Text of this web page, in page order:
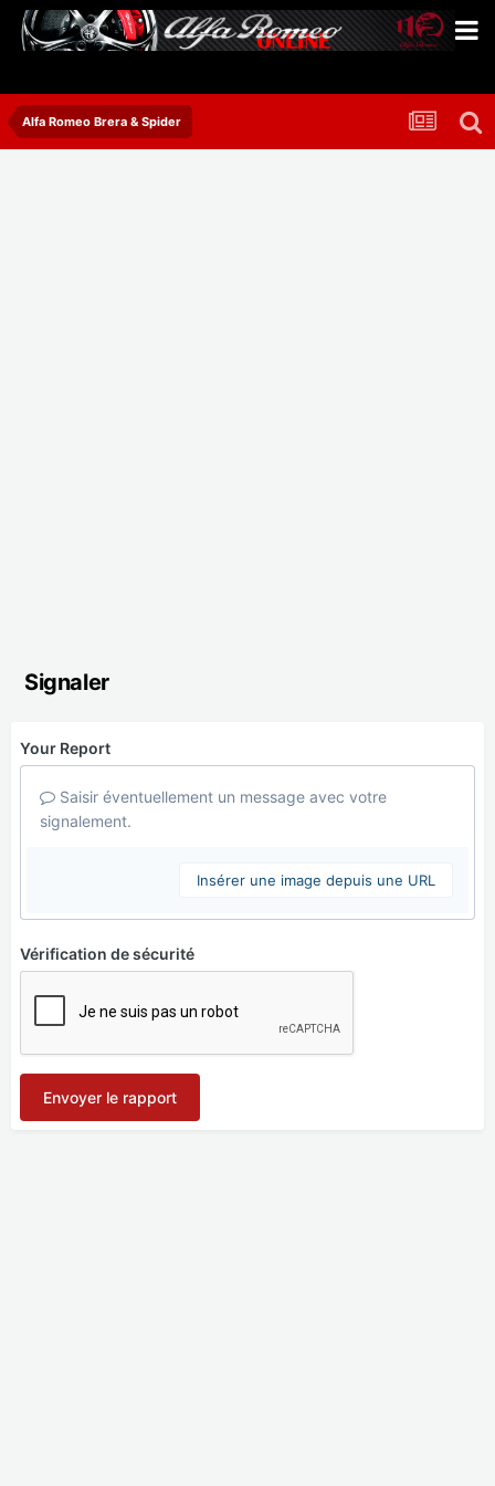
Alfa Romeo Brera & Spider
Signaler
Your Report
Saisir éventuellement un message avec votre
signalement.
Insérer une image depuis une URL
Vérification de sécurité
Envoyer le rapport